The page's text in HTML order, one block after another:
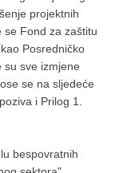
projektnih
se Fond za zaštitu
Posredničko
su sve izmjene
se na sljedeće
i Prilog 1.
bespovratnih